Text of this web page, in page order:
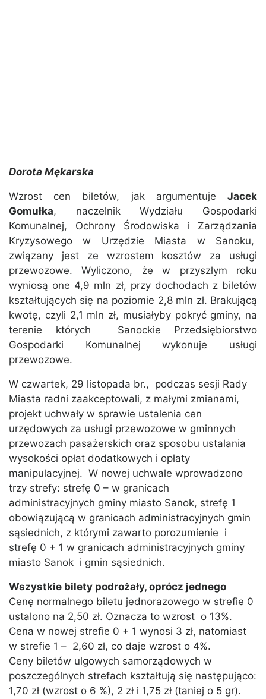
Dorota Mękarska
Wzrost cen biletów, jak argumentuje Jacek
Gomułka, naczelnik Wydziału Gospodarki
Komunalnej, Ochrony Środowiska i Zarządzania
Kryzysowego w Urzędzie Miasta w Sanoku,
związany jest ze wzrostem kosztów za usługi
przewozowe. Wyliczono, że w przyszłym roku
wyniosą one 4,9 mln zł, przy dochodach z biletów
kształtujących się na poziomie 2,8 mln zł. Brakującą
kwotę, czyli 2,1 mln zł, musiałyby pokryć gminy, na
terenie których Sanockie Przedsiębiorstwo
Gospodarki Komunalnej wykonuje usługi
przewozowe.
W czwartek, 29 listopada br., podczas sesji Rady
Miasta radni zaakceptowali, z małymi zmianami,
projekt uchwały w sprawie ustalenia cen
urzędowych za usługi przewozowe w gminnych
przewozach pasażerskich oraz sposobu ustalania
wysokości opłat dodatkowych i opłaty
manipulacyjnej. W nowej uchwale wprowadzono
trzy strefy: strefę 0 – w granicach
administracyjnych gminy miasto Sanok, strefę 1
obowiązującą w granicach administracyjnych gmin
sąsiednich, z którymi zawarto porozumienie i
strefę 0 + 1 w granicach administracyjnych gminy
miasto Sanok i gmin sąsiednich.
Wszystkie bilety podrożały, oprócz jednego
Cenę normalnego biletu jednorazowego w strefie 0
ustalono na 2,50 zł. Oznacza to wzrost o 13%.
Cena w nowej strefie 0 + 1 wynosi 3 zł, natomiast
w strefie 1 – 2,60 zł, co daje wzrost o 4%.
Ceny biletów ulgowych samorządowych w
poszczególnych strefach kształtują się następująco:
1,70 zł (wzrost o 6 %), 2 zł i 1,75 zł (taniej o 5 gr).